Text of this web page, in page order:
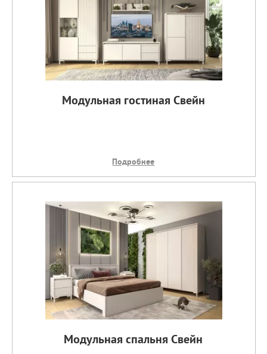
Модульная гостиная Свейн
Подробнее
Модульная спальня Свейн